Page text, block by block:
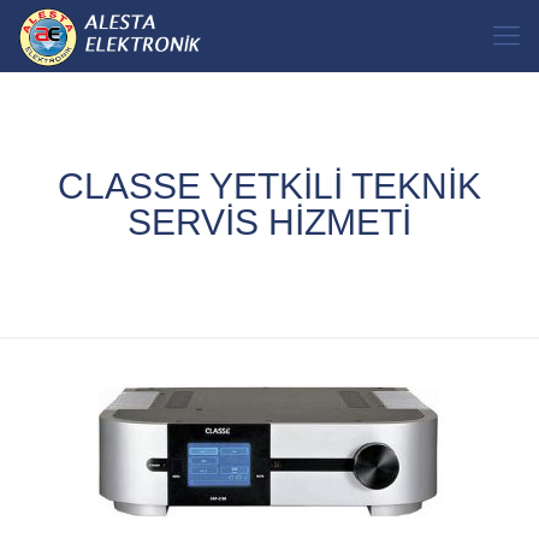
CLASSE YETKİLİ TEKNİK
SERVİS HİZMETİ